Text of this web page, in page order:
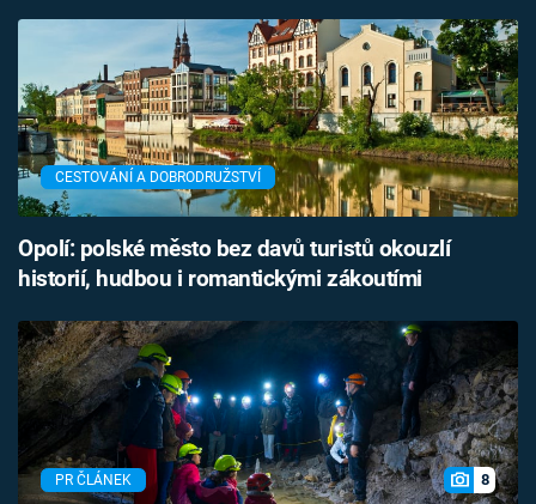
CESTOVÁNÍ A DOBRODRUŽSTVÍ
Opolí: polské město bez davů turistů okouzlí
historií, hudbou i romantickými zákoutími
PR ČLÁNEK 8